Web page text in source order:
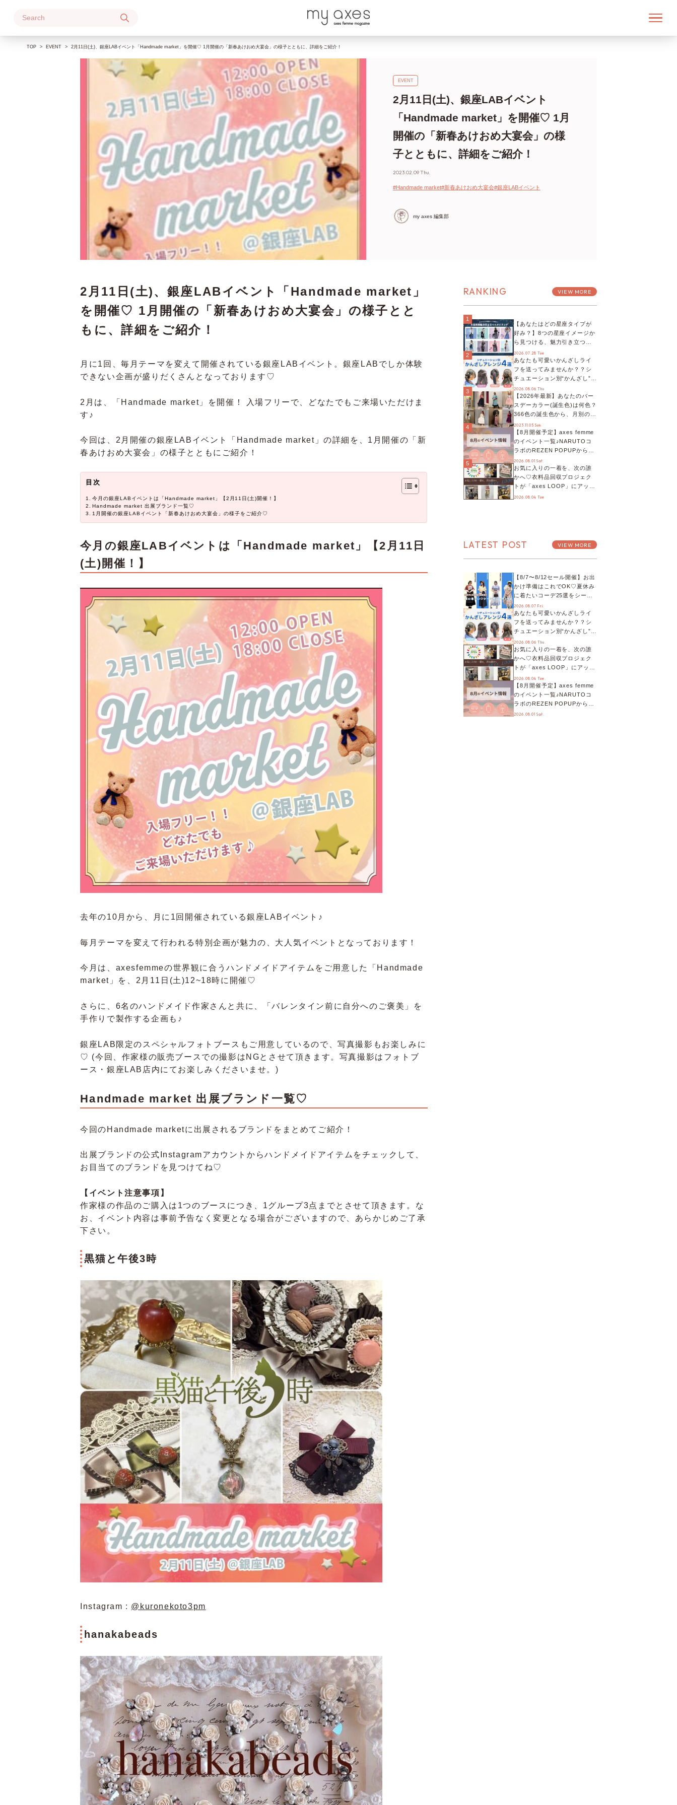
TOP EVENT 2月11日(土)、銀座LABイベント「Handmade market」を開催♡ 1月開催の「新春あけおめ大宴会」の様子とともに、詳細をご紹介！
EVENT
2月11日(土)、銀座LABイベント
「Handmade market」を開催♡ 1月
開催の「新春あけおめ大宴会」の様
子とともに、詳細をご紹介！
2023.02.09 Thu.
#Handmade market#新春あけおめ大宴会#銀座LABイベント
my axes 編集部
2月11日(土)、銀座LABイベント「Handmade market」
を開催♡ 1月開催の「新春あけおめ大宴会」の様子とと
もに、詳細をご紹介！
月に1回、毎月テーマを変えて開催されている銀座LABイベント。銀座LABでしか体験
できない企画が盛りだくさんとなっております♡
2月は、「Handmade market」を開催！ 入場フリーで、どなたでもご来場いただけま
す♪
今回は、2月開催の銀座LABイベント「Handmade market」の詳細を、1月開催の「新
春あけおめ大宴会」の様子とともにご紹介！
目次
今月の銀座LABイベントは「Handmade market」【2月11日(土)開催！】
Handmade market 出展ブランド一覧♡
1月開催の銀座LABイベント「新春あけおめ大宴会」の様子をご紹介♡
今月の銀座LABイベントは「Handmade market」【2月11日
(土)開催！】
去年の10月から、月に1回開催されている銀座LABイベント♪
毎月テーマを変えて行われる特別企画が魅力の、大人気イベントとなっております！
今月は、axesfemmeの世界観に合うハンドメイドアイテムをご用意した「Handmade
market」を、2月11日(土)12~18時に開催♡
さらに、6名のハンドメイド作家さんと共に、「バレンタイン前に自分へのご褒美」を
手作りで製作する企画も♪
銀座LAB限定のスペシャルフォトブースもご用意しているので、写真撮影もお楽しみに
♡ (今回、作家様の販売ブースでの撮影はNGとさせて頂きます。写真撮影はフォトブ
ース・銀座LAB店内にてお楽しみくださいませ。)
Handmade market 出展ブランド一覧♡
今回のHandmade marketに出展されるブランドをまとめてご紹介！
出展ブランドの公式Instagramアカウントからハンドメイドアイテムをチェックして、
お目当てのブランドを見つけてね♡
【イベント注意事項】
作家様の作品のご購入は1つのブースにつき、1グループ3点までとさせて頂きます。な
お、イベント内容は事前予告なく変更となる場合がございますので、あらかじめご了承
下さい。
黒猫と午後3時
Instagram : @kuronekoto3pm
hanakabeads
RANKING VIEW MORE
1
【あなたはどの星座タイプが
好み？】8つの星座イメージか
ら見つける、魅力引き立つス
タイリング♡
2026.07.28 Tue
2
あなたも可愛いかんざしライ
フを送ってみませんか？？シ
チュエーション別“かんざし”の
オススメ【ショップスタッフ
編集部】
2026.08.06 Thu
3
【2026年最新】あなたのバー
スデーカラー(誕生色)は何色？
366色の誕生色から、月別の誕
生色、バースデーカラーコー
デまでご紹介♡
2023.11.05 Sun
4
【8月開催予定】axes femme
のイベント一覧♪NARUTOコ
ラボのREZEN POPUPから、
プチYour Stage.、ティーパー
ティまで！8月の特別なイベン
トをチェック◎
2026.08.01 Sat
5
お気に入りの一着を、次の誰
かへ♡衣料品回収プロジェク
トが「axes LOOP」にアップ
デート！活用するとポイント
2026.08.04 Tue
LATEST POST VIEW MORE
【8/7〜8/12セール開催】お出
かけ準備はこれでOK♡夏休み
に着たいコーデ25選をシーン
別に徹底解説！
2026.08.07 Fri.
あなたも可愛いかんざしライ
フを送ってみませんか？？シ
チュエーション別“かんざし”の
オススメ【ショップスタッフ
編集部】
2026.08.06 Thu.
お気に入りの一着を、次の誰
かへ♡衣料品回収プロジェク
トが「axes LOOP」にアップ
デート！活用するとポイント
が手に入る◎
2026.08.04 Tue.
【8月開催予定】axes femme
のイベント一覧♪NARUTOコ
ラボのREZEN POPUPから、
プチYour Stage.、ティーパー
2026.08.01 Sat.